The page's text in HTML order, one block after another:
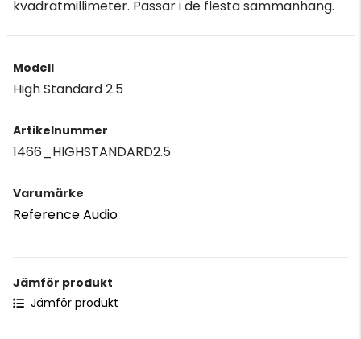
kvadratmillimeter. Passar i de flesta sammanhang.
Modell
High Standard 2.5
Artikelnummer
1466_HIGHSTANDARD2.5
Varumärke
Reference Audio
Jämför produkt
Jämför produkt